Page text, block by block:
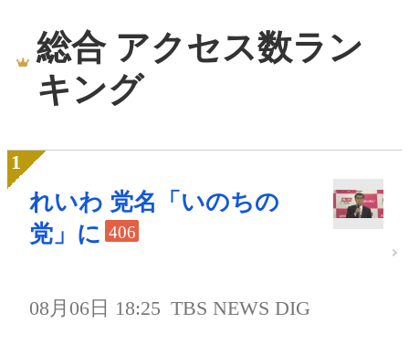
総合 アクセス数ラン
キング
れいわ 党名「いのちの
党」に 406
08月06日 18:25 TBS NEWS DIG